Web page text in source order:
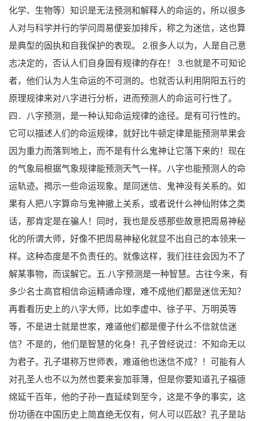
化学、生物等）知识是无法预测和解释人的命运的，所以很多
人对与科学并行的学问周易便妄加排斥，称之为迷信，这也算
是典型的固执和自我保护的表现。 2.很多人以为，人是自己意
志决定的，否认人们自身固有规律的存在！ 3.也就是不可知论
者，他们认为人生命运的不可测的。也就否认利用阴阳五行的
原理规律来对八字进行分析，进而预测人的命运可行性了。
四．八字预测，是一种认知命运规律的途径。是有可行性的。
它可以描述人们的命运规律，就好比牛顿定律是能预测苹果会
因为重力而落到地上，而不是有什么鬼神让它落下来的！现在
的气象局根据气象规律能预测天气一样。八字也能预测人的命
运轨迹。揭示一些命运现象。是同迷信、鬼神没有关系的。如
果有人把八字算命与鬼神撤上关系，或者说什么神仙附体之类
话，那肯定是在骗人！同时，我也是反感那些故意把周易神秘
化的所谓大师，好像不把周易神秘化就显不出自己的本领来一
样。这种态度是不负责任的。就像这样，我们往往会因为不了
解某事物，而误解它。五.八字预测是一种智慧。古往今来，有
多少名士高官相信命运精通命理，难不成他们都是迷信无知？
再看看历史上的八字大师，比如李虚中、徐子平、万明英等
等，不是进士就是世家，难道他们都是傻子什么不信就信迷
信？不是的，他们是智慧的化身！孔子曾经说过：不知命无以
为君子。孔子堪称万世师表，难道他也迷信不成？！可能有人
对孔圣人也不以为然也要来妄加菲薄，但是你要知道孔子福德
绵延千百年，他的子孙一直延续到至今，这是不争的事实，这
份功德在中国历史上简直绝无仅有，何人可以匹敌？孔子是站